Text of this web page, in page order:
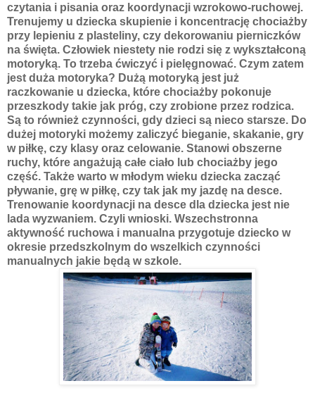
czytania i pisania oraz koordynacji wzrokowo-ruchowej.
Trenujemy u dziecka skupienie i koncentrację chociażby
przy lepieniu z plasteliny, czy dekorowaniu pierniczków
na święta. Człowiek niestety nie rodzi się z wykształconą
motoryką. To trzeba ćwiczyć i pielęgnować. Czym zatem
jest duża motoryka? Dużą motoryką jest już
raczkowanie u dziecka, które chociażby pokonuje
przeszkody takie jak próg, czy zrobione przez rodzica.
Są to również czynności, gdy dzieci są nieco starsze. Do
dużej motoryki możemy zaliczyć bieganie, skakanie, gry
w piłkę, czy klasy oraz celowanie. Stanowi obszerne
ruchy, które angażują całe ciało lub chociażby jego
część. Także warto w młodym wieku dziecka zacząć
pływanie, grę w piłkę, czy tak jak my jazdę na desce.
Trenowanie koordynacji na desce dla dziecka jest nie
lada wyzwaniem. Czyli wnioski. Wszechstronna
aktywność ruchowa i manualna przygotuje dziecko w
okresie przedszkolnym do wszelkich czynności
manualnych jakie będą w szkole.